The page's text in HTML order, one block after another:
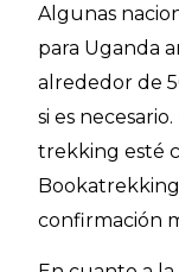
Algunas
para Uganda
alrededor de
si es
trekking esté
confirmación